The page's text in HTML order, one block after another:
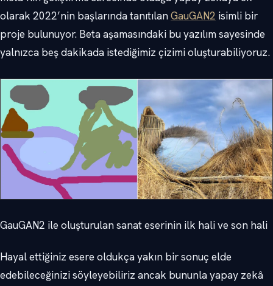
olarak 2022’nin başlarında tanıtılanGauGAN2 isimli bir
proje bulunuyor. Beta aşamasındaki bu yazılım sayesinde
yalnızca beş dakikada istediğimiz çizimi oluşturabiliyoruz.
GauGAN2 ile oluşturulan sanat eserinin ilk hali ve son hali
Hayal ettiğiniz esere oldukça yakın bir sonuç elde
edebileceğinizi söyleyebiliriz ancak bununla yapay zekâ